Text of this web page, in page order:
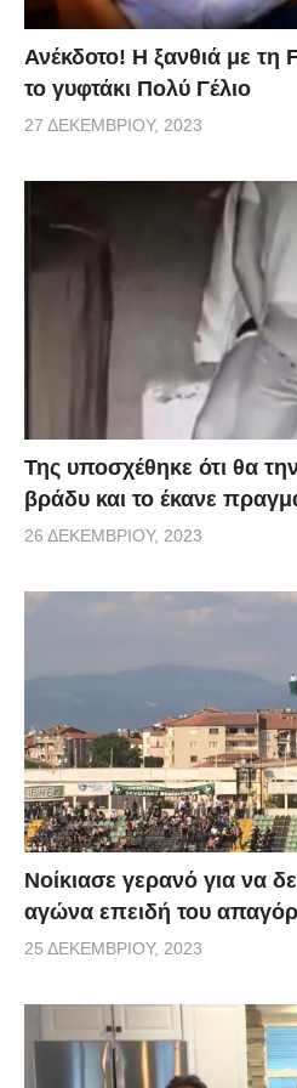
Ανέκδοτο! Η ξανθιά με τη
το γυφτάκι Πολύ Γέλιο
27 ΔΕΚΕΜΒΡΊΟΥ, 2023
Της υποσχέθηκε ότι θα
βράδυ και το έκανε
26 ΔΕΚΕΜΒΡΊΟΥ, 2023
Νοίκιασε γερανό για να
αγώνα επειδή του
25 ΔΕΚΕΜΒΡΊΟΥ, 2023